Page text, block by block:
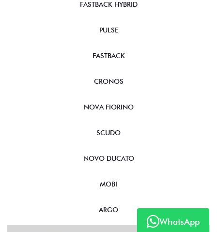
WhatsApp
FASTBACK HYBRID
PULSE
FASTBACK
CRONOS
NOVA FIORINO
SCUDO
NOVO DUCATO
MOBI
ARGO